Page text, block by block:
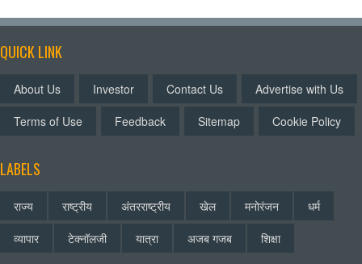
QUICK LINK
About Us Investor Contact Us
Advertise with Us
Terms of Use
Feedback Sitemap Cookie Policy
LABELS
राज्य राष्ट्रीय अंतरराष्ट्रीय खेल मनोरंजन
धर्म
व्यापार
टेक्नॉलजी यात्रा अजब गजब शिक्षा